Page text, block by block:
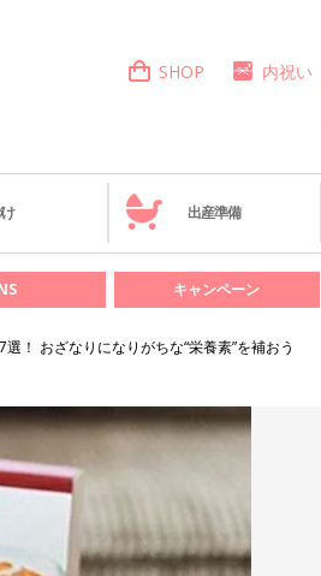
SHOP 内祝い
出産準備
キャンペーン
！ おざなりになりがちな“栄養素”を補おう